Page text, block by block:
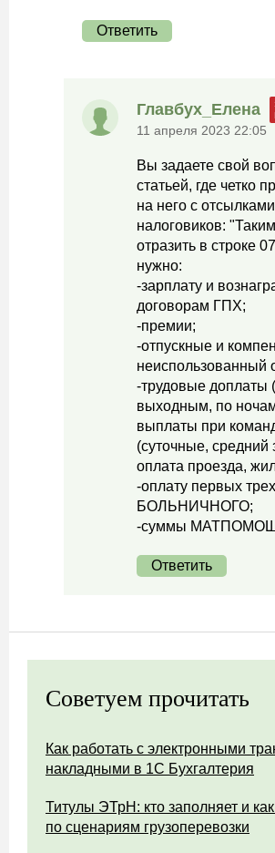
Ответить
Главбух_Елена
11 апреля 2023 22:05
Вы задаете свой
статьей, где четко
на него с
налоговиков:
отразить в строке
нужно:
-зарплату и
договорам ГПХ;
-премии;
-отпускные и
неиспользованный
-трудовые доплаты
выходным, по
выплаты при
(суточные, средний
оплата проезда,
-оплату первых
БОЛЬНИЧНОГО;
-суммы
Ответить
Советуем прочитать
Как работать с электронными
накладными в 1С Бухгалтерия
Титулы ЭТрН: кто заполняет и
по сценариям грузоперевозки